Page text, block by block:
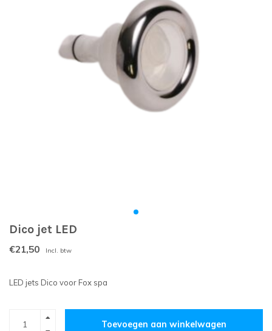
Dico jet LED
€21,50 Incl. btw
LED jets Dico voor Fox spa
Toevoegen aan winkelwagen